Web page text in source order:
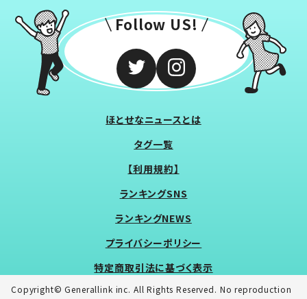
Follow US!
ほとせなニュースとは
タグ一覧
【利用規約】
ランキングSNS
ランキングNEWS
プライバシーポリシー
特定商取引法に基づく表示
Copyright© Generallink inc. All Rights Reserved. No reproduction